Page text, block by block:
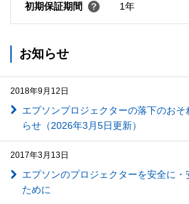
初期保証期間 1年
お知らせ
2018年9月12日
エプソンプロジェクターの落下のお
らせ（2026年3月5日更新）
2017年3月13日
エプソンのプロジェクターを安全に・
ために